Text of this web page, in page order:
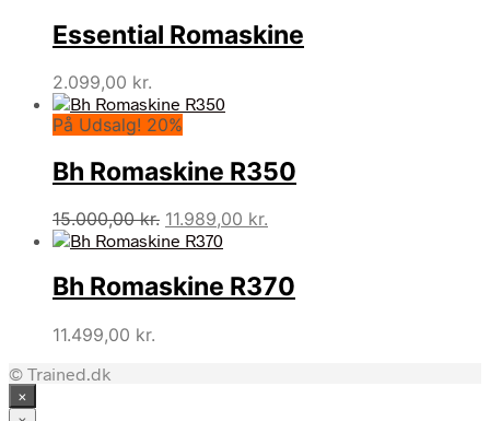
var:
49,00 kr..
er:
39,00 kr..
Essential Romaskine
2.099,00 kr.
På Udsalg! 20%
Bh Romaskine R350
15.000,00kr. Den
oprindelige
var:
15.000,00 kr..
11.989,00 kr.
er:
11.989,00 kr..
Bh Romaskine R370
11.499,00 kr.
© Trained.dk
×